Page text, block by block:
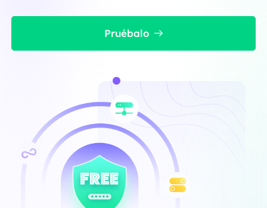
Pruébalo